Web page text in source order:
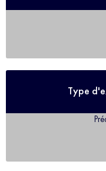
Type